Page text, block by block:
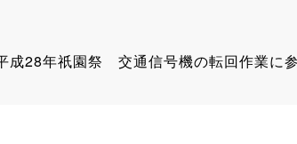
成28年祇園祭 交通信号機の転回作業に参